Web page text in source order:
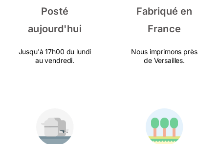
Posté
aujourd'hui
Jusqu'à 17h00 du lundi
au vendredi.
Fabriqué en
France
Nous imprimons près
de Versailles.